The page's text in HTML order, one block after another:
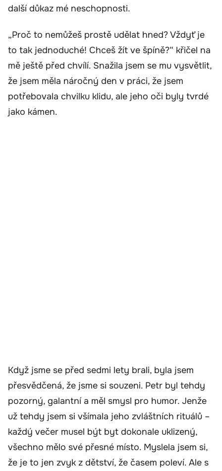
další důkaz mé neschopnosti.
„Proč to nemůžeš prostě udělat hned? Vždyť je
to tak jednoduché! Chceš žít ve špíně?“ křičel na
mě ještě před chvílí. Snažila jsem se mu vysvětlit,
že jsem měla náročný den v práci, že jsem
potřebovala chvilku klidu, ale jeho oči byly tvrdé
jako kámen.
Když jsme se před sedmi lety brali, byla jsem
přesvědčená, že jsme si souzeni. Petr byl tehdy
pozorný, galantní a měl smysl pro humor. Jenže
už tehdy jsem si všímala jeho zvláštních rituálů –
každý večer musel být byt dokonale uklizený,
všechno mělo své přesné místo. Myslela jsem si,
že je to jen zvyk z dětství, že časem poleví. Ale s